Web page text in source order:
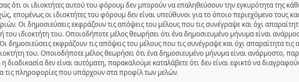
ότι οι ιδιοκτήτες αυτού του φόρουμ δεν μπορούν να επαληθεύσουν την εγκυρότητα της
επομένως οι ιδιοκτήτες του φόρουμ δεν είναι υπεύθυνοι για το όποιο περιεχόμενο τους
Οι δημοσιεύσεις εκφράζουν τις απόψεις του μέλους που τις συνέγραψε και όχι
του ιδιοκτήτη του. Οποιοδήποτε μέλος θεωρήσει ότι ένα δημοσιευμένο μήνυμα είναι
δημοσιεύσεις εκφράζουν τις απόψεις του μέλους που τις συνέγραψε και όχι απαραίτητα
του. Οποιοδήποτε μέλος θεωρήσει ότι ένα δημοσιευμένο μήνυμα είναι ανάρμοστο,
διαδικασία δεν είναι αυτόματη, παρακαλούμε καταλάβετε ότι δεν είναι εφικτό να
τις πληροφορίες που υπάρχουν στα προφίλ των μελών.